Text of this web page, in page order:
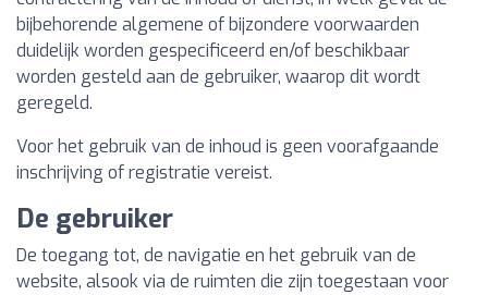
bijbehorende algemene of bijzondere voorwaarden
duidelijk worden gespecificeerd en/of beschikbaar
worden gesteld aan de gebruiker, waarop dit wordt
geregeld.
Voor het gebruik van de inhoud is geen voorafgaande
inschrijving of registratie vereist.
De gebruiker
De toegang tot, de navigatie en het gebruik van de
website, alsook via de ruimten die zijn toegestaan voor